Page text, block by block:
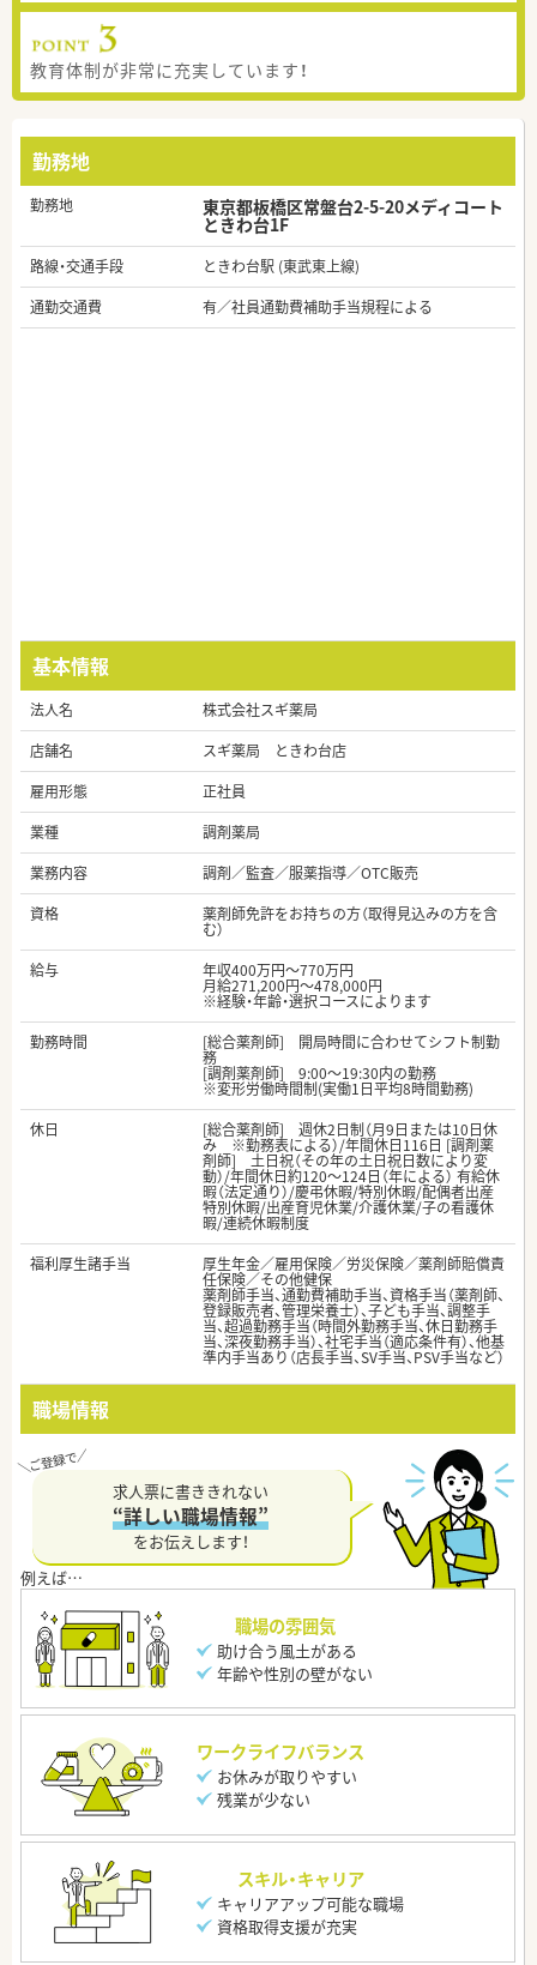
教育体制が非常に充実しています！
勤務地
勤務地 東京都板橋区常盤台2-5-20メディコート
ときわ台1F
路線・交通手段
ときわ台駅 (東武東上線)
通勤交通費
有／社員通勤費補助手当規程による
基本情報
法人名
株式会社スギ薬局
店舗名
スギ薬局 ときわ台店
雇用形態
正社員
業種
調剤薬局
業務内容
調剤／監査／服薬指導／OTC販売
資格
薬剤師免許をお持ちの方（取得見込みの方を含
む）
給与
年収400万円～770万円
月給271,200円～478,000円
※経験・年齢・選択コースによります
勤務時間
[総合薬剤師] 開局時間に合わせてシフト制勤
務
[調剤薬剤師] 9:00～19:30内の勤務
※変形労働時間制(実働1日平均8時間勤務)
休日
[総合薬剤師] 週休2日制（月9日または10日休
み ※勤務表による）/年間休日116日 [調剤薬
剤師] 土日祝（その年の土日祝日数により変
動）/年間休日約120～124日（年による） 有給休
暇（法定通り）/慶弔休暇/特別休暇/配偶者出産
特別休暇/出産育児休業/介護休業/子の看護休
暇/連続休暇制度
福利厚生諸手当
厚生年金／雇用保険／労災保険／薬剤師賠償責
任保険／その他健保
薬剤師手当、通勤費補助手当、資格手当（薬剤師、
登録販売者、管理栄養士）、子ども手当、調整手
当、超過勤務手当（時間外勤務手当、休日勤務手
当、深夜勤務手当）、社宅手当（適応条件有）、他基
準内手当あり（店長手当、SV手当、PSV手当など）
職場情報
求人票に書ききれない
“詳しい職場情報”
をお伝えします！
職場の雰囲気
助け合う風土がある
年齢や性別の壁がない
ワークライフバランス
お休みが取りやすい
残業が少ない
スキル・キャリア
キャリアアップ可能な職場
資格取得支援が充実